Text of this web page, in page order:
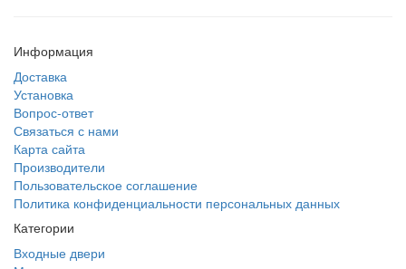
Информация
Доставка
Установка
Вопрос-ответ
Связаться с нами
Карта сайта
Производители
Пользовательское соглашение
Политика конфиденциальности персональных данных
Категории
Входные двери